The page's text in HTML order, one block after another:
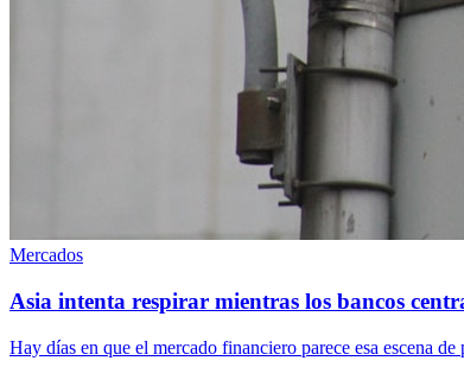
Mercados
Asia intenta respirar mientras los bancos
Hay días en que el mercado financiero parece esa escena